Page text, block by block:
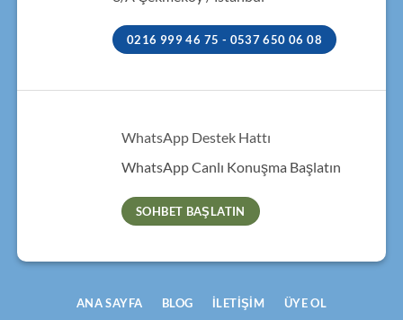
0216 999 46 75 - 0537 650 06 08
WhatsApp Destek Hattı
WhatsApp Canlı Konuşma Başlatın
SOHBET BAŞLATIN
ANA SAYFA BLOG İLETIŞIM ÜYE OL